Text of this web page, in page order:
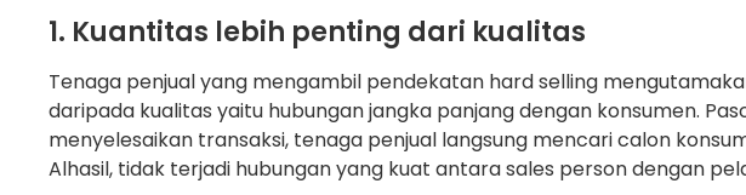
1. Kuantitas lebih penting dari kualitas
Tenaga penjual yang mengambil pendekatan hard selling
daripada kualitas yaitu hubungan jangka panjang dengan konsumen.
menyelesaikan transaksi, tenaga penjual langsung mencari calon
Alhasil, tidak terjadi hubungan yang kuat antara sales person dengan